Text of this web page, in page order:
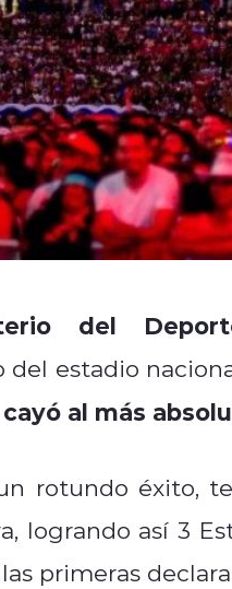
del
estadio
al más
rotundo éxito,
logrando así 3
primeras